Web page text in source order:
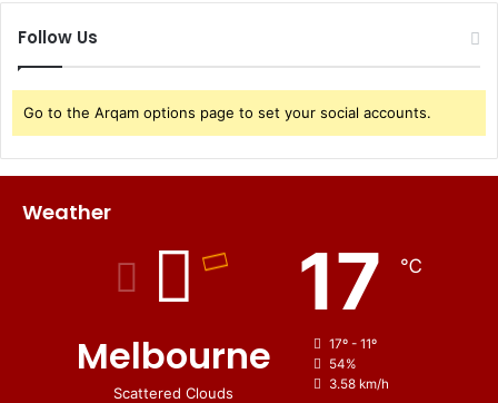
Follow Us
Go to the Arqam options page to set your social accounts.
Weather
Melbourne
Scattered Clouds
17 ℃
17º - 11º
54%
3.58 km/h